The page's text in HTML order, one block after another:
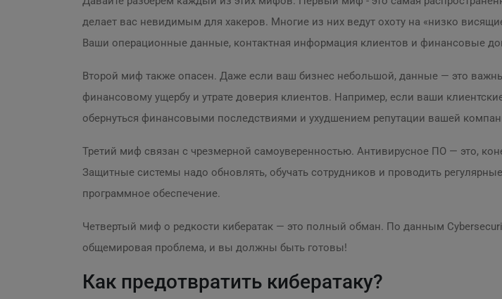
делает вас невидимым для хакеров. Многие из них ведут охоту на «низко
Ваши операционные данные, контактная информация клиентов и финансовые
Второй миф также опасен. Даже если ваш бизнес небольшой, данные — это
финансовому ущербу и утрате доверия клиентов. Например, если ваши
обернуться финансовыми последствиями и ухудшением репутации вашей
Третий миф связан с чрезмерной самоуверенностью. Антивирусное ПО — это,
Защитные системы надо обновлять, обучать сотрудников и проводить
программное обеспечение.
Четвертый миф о редкости кибератак — это полный обман. По данным
общемировая проблема, и вы должны быть готовы!
Как предотвратить кибератаку?